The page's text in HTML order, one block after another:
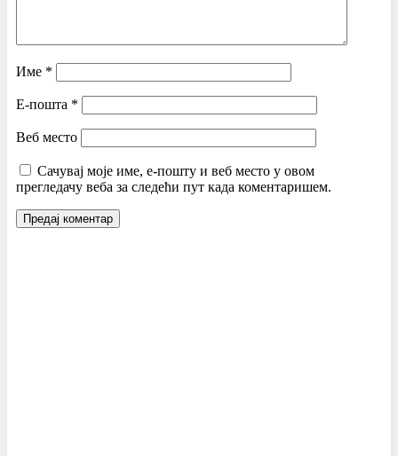
Име *
Е-пошта *
Веб место
Сачувај моје име, е-пошту и веб место у овом
прегледачу веба за следећи пут када коментаришем.